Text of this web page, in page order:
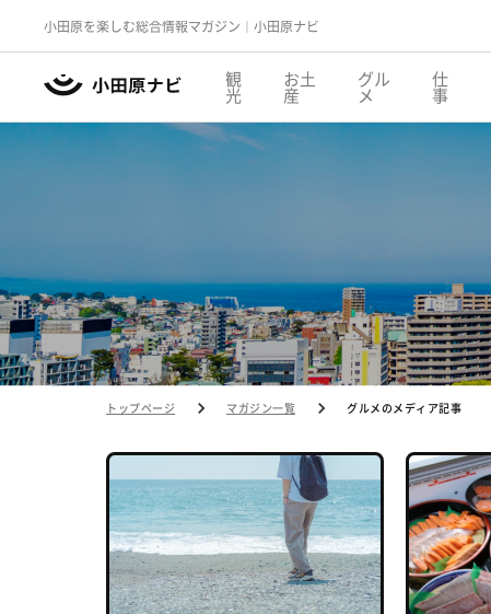
小田原を楽しむ総合情報マガジン｜小田原ナビ
観
光
お土
産
グル
メ
仕
事
トップページ マガジン一覧 グルメのメディア記事